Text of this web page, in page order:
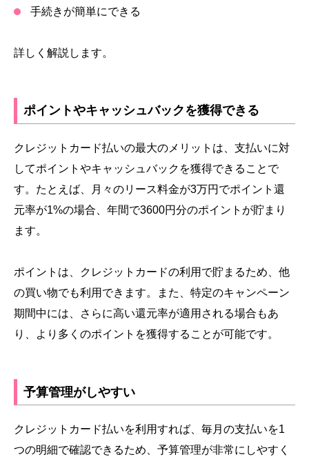
手続きが簡単にできる
詳しく解説します。
ポイントやキャッシュバックを獲得できる
クレジットカード払いの最大のメリットは、支払いに対
してポイントやキャッシュバックを獲得できることで
す。たとえば、月々のリース料金が3万円でポイント還
元率が1%の場合、年間で3600円分のポイントが貯まり
ます。
ポイントは、クレジットカードの利用で貯まるため、他
の買い物でも利用できます。また、特定のキャンペーン
期間中には、さらに高い還元率が適用される場合もあ
り、より多くのポイントを獲得することが可能です。
予算管理がしやすい
クレジットカード払いを利用すれば、毎月の支払いを1
つの明細で確認できるため、予算管理が非常にしやすく